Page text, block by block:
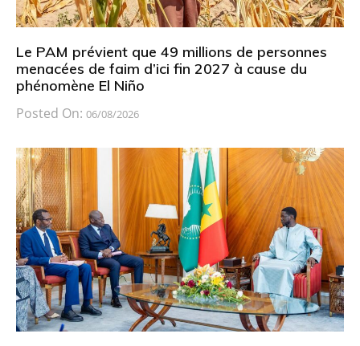
Le PAM prévient que 49 millions de personnes
menacées de faim d’ici fin 2027 à cause du
phénomène El Niño
Posted On: 06/08/2026